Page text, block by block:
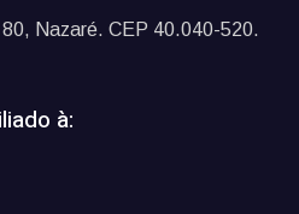
Nazaré. CEP 40.040-520.
à: